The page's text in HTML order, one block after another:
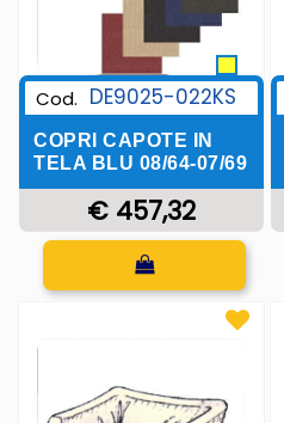
Cod. DE9025-022KS
COPRI CAPOTE IN
TELA BLU 08/64-07/69
€ 457,32
Quantità